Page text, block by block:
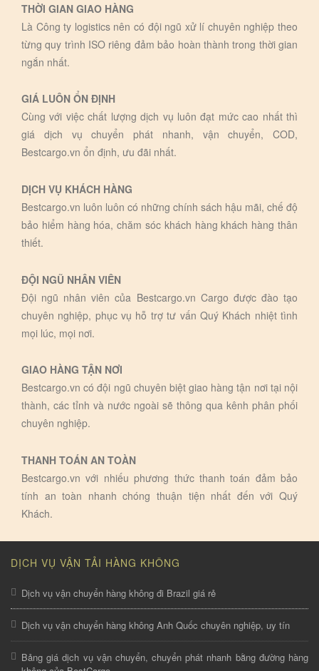
THỜI GIAN GIAO HÀNG
Là Công ty logistics nên có đội ngũ xử lí chuyên nghiệp theo
từng quy trình ISO riêng đảm bảo hoàn thành trong thời gian
ngắn nhất.
GIÁ LUÔN ỔN ĐỊNH
Cùng với việc chất lượng dịch vụ luôn đạt mức cao nhất thì
giá dịch vụ chuyển phát nhanh, vận chuyển, COD,
Bestcargo.vn ổn định, ưu đãi nhất.
DỊCH VỤ KHÁCH HÀNG
Bestcargo.vn luôn luôn có những chính sách hậu mãi, chế độ
bảo hiểm hàng hóa, chăm sóc khách hàng khách hàng thân
thiết.
ĐỘI NGŨ NHÂN VIÊN
Đội ngũ nhân viên của Bestcargo.vn Cargo được đào tạo
chuyên nghiệp, phục vụ hỗ trợ tư vấn Quý Khách nhiệt tình
mọi lúc, mọi nơi.
GIAO HÀNG TẬN NƠI
Bestcargo.vn có đội ngũ chuyên biệt giao hàng tận nơi tại nội
thành, các tỉnh và nước ngoài sẽ thông qua kênh phân phối
chuyên nghiệp.
THANH TOÁN AN TOÀN
Bestcargo.vn với nhiếu phương thức thanh toán đảm bảo
tính an toàn nhanh chóng thuận tiện nhất đến với Quý
Khách.
DỊCH VỤ VẬN TẢI HÀNG KHÔNG
Dịch vụ vận chuyển hàng không đi Brazil giá rẻ
Dịch vụ vận chuyển hàng không Anh Quốc chuyên nghiệp, uy tín
Bảng giá dịch vụ vận chuyển, chuyển phát nhanh bằng đường hàng